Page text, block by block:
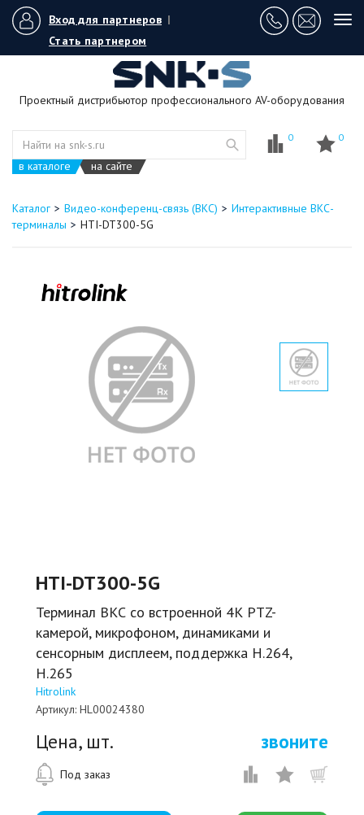
Вход для партнеров |
Стать партнером
Проектный дистрибьютор профессионального AV-оборудования
в каталоге на сайте
0 0
Каталог Видео-конференц-связь (ВКС)
Интерактивные ВКС-
терминалы
HTI-DT300-5G
HTI-DT300-5G
Терминал ВКС со встроенной 4К PTZ-
камерой, микрофоном, динамиками и
сенсорным дисплеем, поддержка H.264,
H.265
Hitrolink
Артикул: HL00024380
Цена, шт. звоните
Под заказ